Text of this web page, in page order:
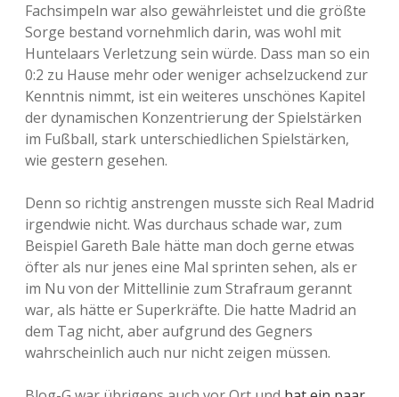
Fachsimpeln war also gewährleistet und die größte
Sorge bestand vornehmlich darin, was wohl mit
Huntelaars Verletzung sein würde. Dass man so ein
0:2 zu Hause mehr oder weniger achselzuckend zur
Kenntnis nimmt, ist ein weiteres unschönes Kapitel
der dynamischen Konzentrierung der Spielstärken
im Fußball, stark unterschiedlichen Spielstärken,
wie gestern gesehen.
Denn so richtig anstrengen musste sich Real Madrid
irgendwie nicht. Was durchaus schade war, zum
Beispiel Gareth Bale hätte man doch gerne etwas
öfter als nur jenes eine Mal sprinten sehen, als er
im Nu von der Mittellinie zum Strafraum gerannt
war, als hätte er Superkräfte. Die hatte Madrid an
dem Tag nicht, aber aufgrund des Gegners
wahrscheinlich auch nur nicht zeigen müssen.